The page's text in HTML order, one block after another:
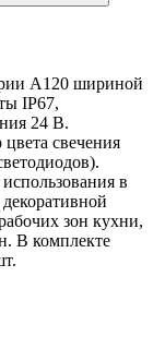
A120 шириной
IP67,
24 В.
свечения
в
зон кухни,
В комплекте